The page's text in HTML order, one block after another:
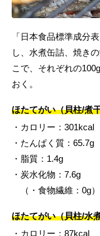
「日本食品標準成分
し、水煮缶詰、焼き
こで、それぞれの
おく。
ほたてがい（貝柱/煮
・カロリー：301kcal
・たんぱく質：65.7g
・脂質：1.4g
・炭水化物：7.6g
（・食物繊維：0g）
ほたてがい（貝柱/水
・カロリー：87kcal